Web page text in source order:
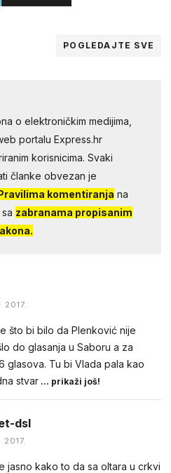
POGLEDAJTE SVE
o elektroničkim medijima,
portalu Express.hr
korisnicima. Svaki
članke obvezan je
komentiranja na
zabranama propisanim
što bi bilo da Plenković nije
do glasanja u Saboru a za
glasova. Tu bi Vlada pala kao
stvar ... prikaži još!
dsl
jasno kako to da sa oltara u crkvi